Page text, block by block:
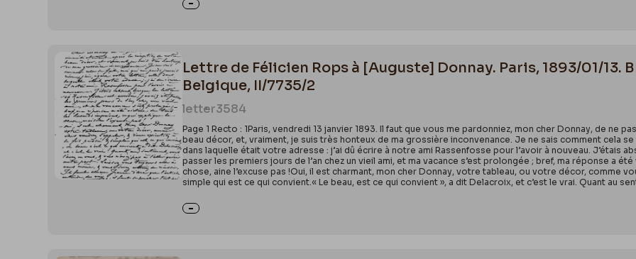
Lettre de Félicien Rops à [Auguste] Donnay. Paris, 1893/01/13.
Belgique, II/7735/2
letter3584
Page 1 Recto : 1Paris, vendredi 13 janvier 1893. Il faut que vous me pardonniez, mon cher Donnay, de
beau décor, et, vraiment, je suis très honteux de ma grossière inconvenance. Je ne sais comment cela
dans laquelle était votre adresse : j’ai dû écrire à notre ami Rassenfosse pour l’avoir à nouveau. J’étais
passer les premiers jours de l’an chez un vieil ami, et ma vacance s’est prolongée ; bref, ma réponse a
chose, aine l’excuse pas !Oui, il est charmant, mon cher Donnay, votre tableau, ou votre décor, comme
simple qui est ce qui convient.« Le beau, est ce qui convient », a dit Delacroix, et c’est le vrai. Quant au